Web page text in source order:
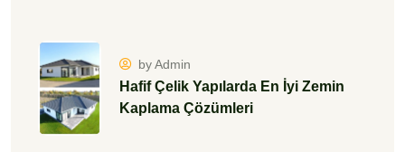
by Admin
Hafif Çelik Yapılarda En İyi Zemin
Kaplama Çözümleri